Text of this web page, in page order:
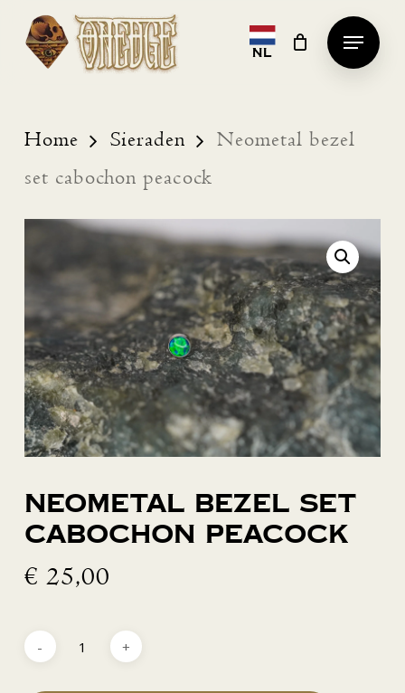
Skip
content
NL
Menu
Home Sieraden
Neometal bezel
set cabochon peacock
Neometal bezel set
cabochon peacock
€ 25,00